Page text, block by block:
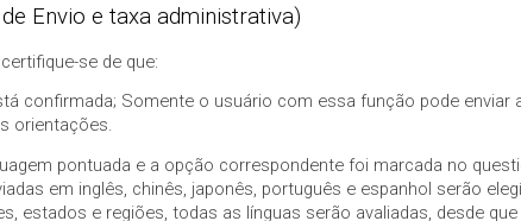
Envio e taxa administrativa)
se de que:
confirmada; Somente o usuário com essa função pode
orientações.
pontuada e a opção correspondente foi marcada no
em inglês, chinês, japonês, português e espanhol serão
estados e regiões, todas as línguas serão avaliadas, desde